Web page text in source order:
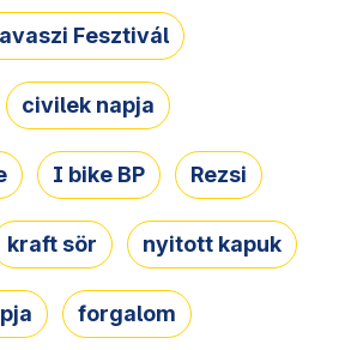
Fesztivál
civilek napja
I bike BP Rezsi
kraft sör nyitott kapuk
forgalom